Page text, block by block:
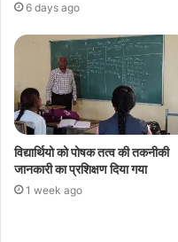
6 days ago
विद्यार्थियो को पोषक तत्व की तकनीकी
जानकारी का प्रशिक्षण दिया गया
1 week ago